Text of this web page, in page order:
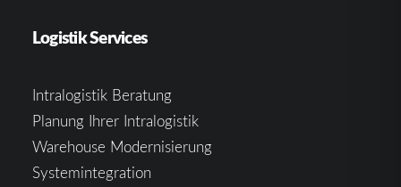
Logistik Services
Intralogistik Beratung
Planung Ihrer Intralogistik
Warehouse Modernisierung
Systemintegration